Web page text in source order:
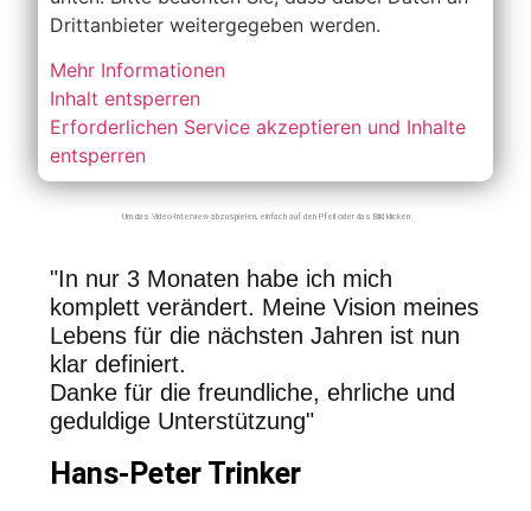
Drittanbieter weitergegeben werden.
Mehr Informationen
Inhalt entsperren
Erforderlichen Service akzeptieren und Inhalte
entsperren
Um das Video-Interview abzuspielen, einfach auf den Pfeil oder das Bild klicken
"In nur 3 Monaten habe ich mich
komplett verändert. Meine Vision meines
Lebens für die nächsten Jahren ist nun
klar definiert.
Danke für die freundliche, ehrliche und
geduldige Unterstützung"
Hans-Peter Trinker​